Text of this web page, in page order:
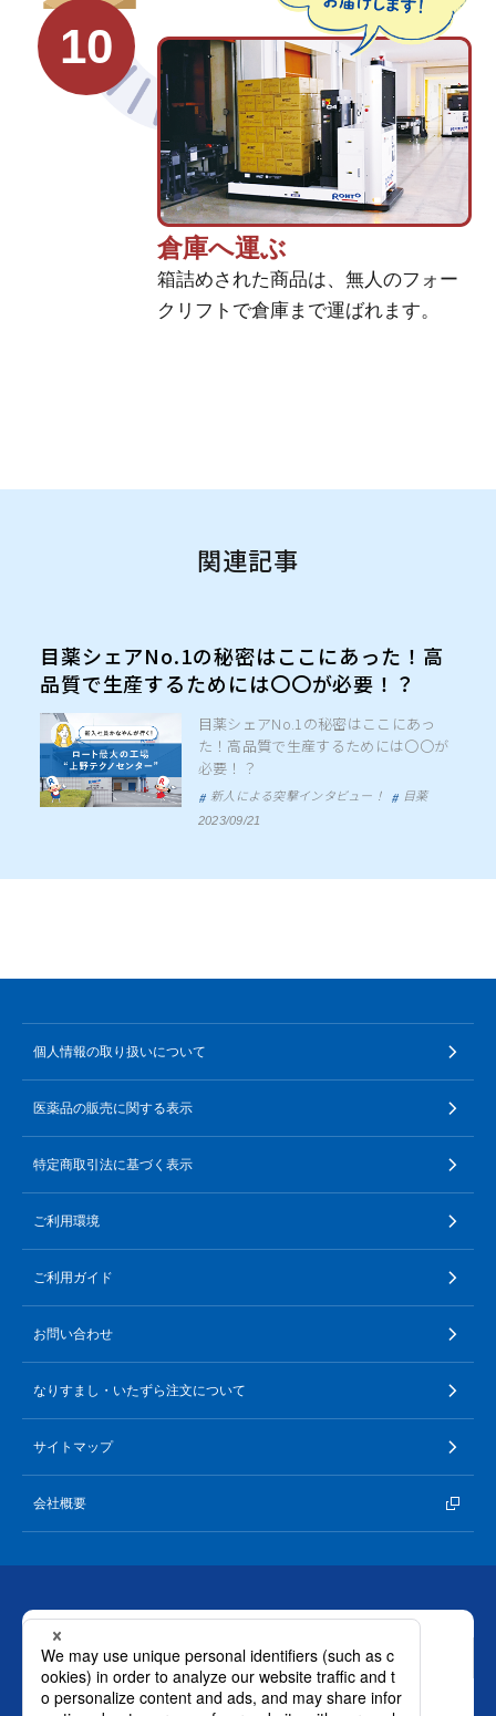
10
倉庫へ運ぶ
箱詰めされた商品は、無人のフォー
クリフトで倉庫まで運ばれます。
関連記事
目薬シェアNo.1の秘密はここにあった！高
品質で生産するためには〇〇が必要！？
目薬シェアNo.1の秘密はここにあっ
た！高品質で生産するためには〇〇が
必要！？
新人による突撃インタビュー！ 目薬
2023/09/21
個人情報の取り扱いについて
医薬品の販売に関する表示
特定商取引法に基づく表示
ご利用環境
ご利用ガイド
お問い合わせ
なりすまし・いたずら注文について
サイトマップ
会社概要
お問い合わせ
ロート製薬株式会社 通販事業部